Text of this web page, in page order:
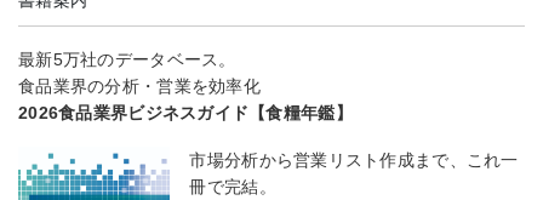
最新5万社のデータベース。
食品業界の分析・営業を効率化
2026食品業界ビジネスガイド【食糧年鑑】
市場分析から営業リスト作成まで、これ一
冊で完結。